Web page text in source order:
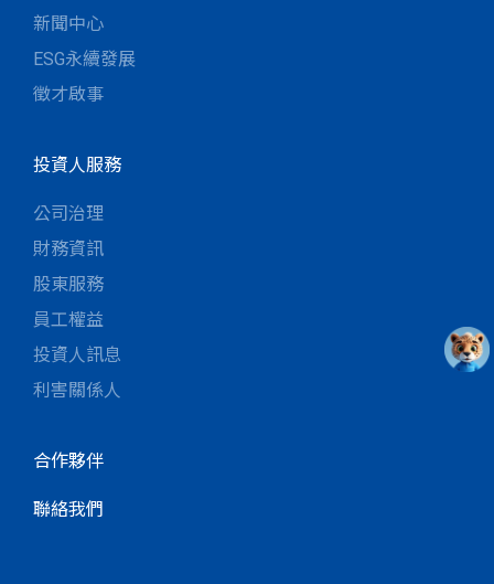
新聞中心
ESG永續發展
徵才啟事
投資人服務
公司治理
財務資訊
股東服務
員工權益
投資人訊息
利害關係人
合作夥伴
聯絡我們